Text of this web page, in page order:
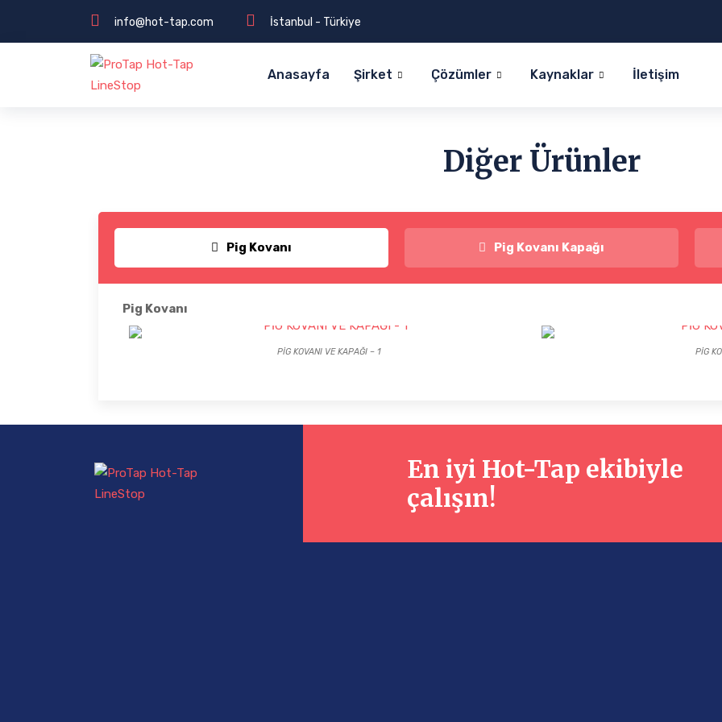
info@hot-tap.com İstanbul - Türkiye
Anasayfa Şirket Çözümler Kaynaklar İletişim
Diğer Ürünler
Pig Kovanı Pig Kovanı Kapağı
Pig Kovanı
PİG KOVANI VE KAPAĞI – 1 PİG
En iyi Hot-Tap ekibiyle
çalışın!